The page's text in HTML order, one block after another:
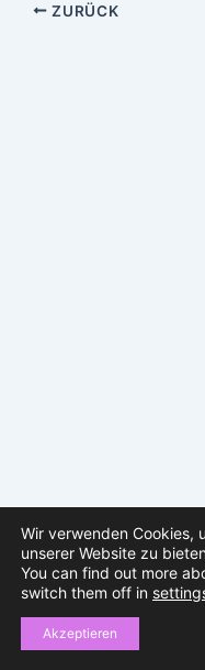
ZURÜCK
Copyright © 2026
Wir verwenden Cookies,
unserer Website zu
You can find out more
switch them off in
Akzeptieren